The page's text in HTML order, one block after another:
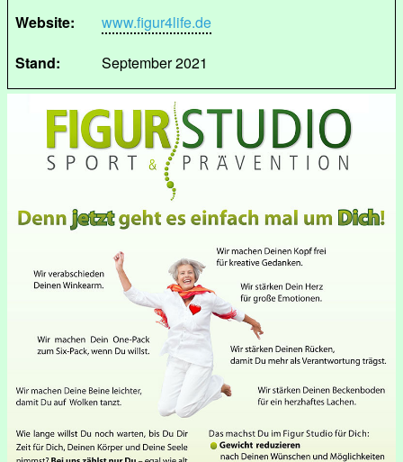
Website:
www.figur4life.de
Stand:
September 2021